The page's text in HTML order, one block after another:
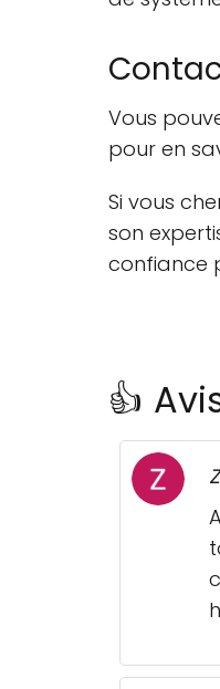
Vous
pour en
Si vous
son
confiance
👍